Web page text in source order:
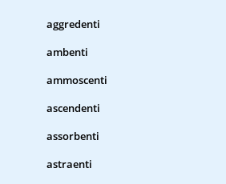
aggredenti
ambenti
ammoscenti
ascendenti
assorbenti
astraenti